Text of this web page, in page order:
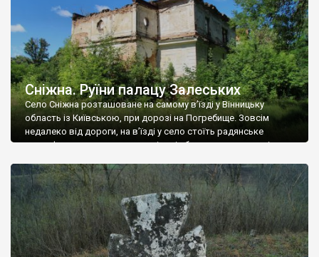
Сніжна. Руїни палацу Залеських
Село Сніжна розташоване на самому в’їзді у Вінницьку
область із Київською, при дорозі на Погребище. Зовсім
недалеко від дороги, на в’їзді у село стоїть радянське
рельєфне пано, яке показує жінку і яблуню, а трохи далі, десь
не видно, але видно дві стареньких колії у траві – […]